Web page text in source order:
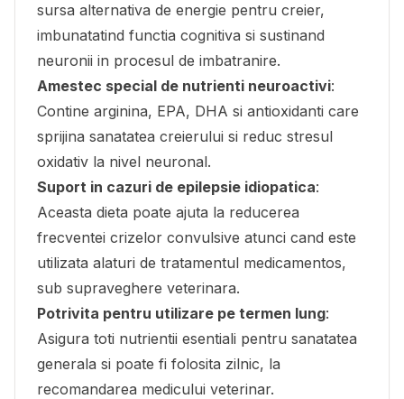
sursa alternativa de energie pentru creier,
imbunatatind functia cognitiva si sustinand
neuronii in procesul de imbatranire.
Amestec special de nutrienti neuroactivi:
Contine arginina, EPA, DHA si antioxidanti care
sprijina sanatatea creierului si reduc stresul
oxidativ la nivel neuronal.
Suport in cazuri de epilepsie idiopatica:
Aceasta dieta poate ajuta la reducerea
frecventei crizelor convulsive atunci cand este
utilizata alaturi de tratamentul medicamentos,
sub supraveghere veterinara.
Potrivita pentru utilizare pe termen lung:
Asigura toti nutrientii esentiali pentru sanatatea
generala si poate fi folosita zilnic, la
recomandarea medicului veterinar.